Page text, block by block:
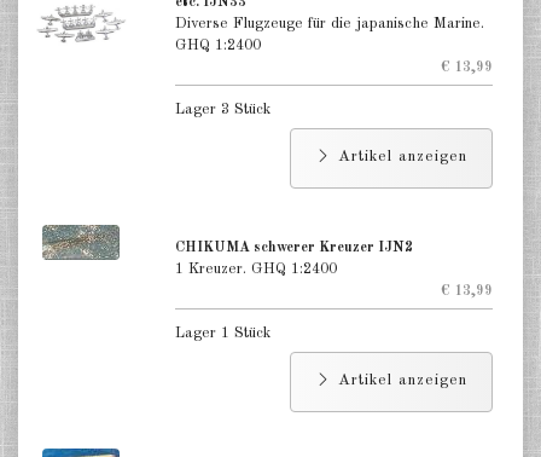
Diverse Flugzeuge für die japanische Marine.
GHQ 1:2400
€ 13,99
Lager 3 Stück
Artikel anzeigen
CHIKUMA schwerer Kreuzer IJN2
1 Kreuzer. GHQ 1:2400
€ 13,99
Lager 1 Stück
Artikel anzeigen